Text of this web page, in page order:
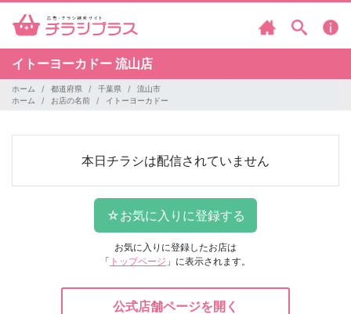
イトーヨーカドー 流山店
ホーム 都道府県 千葉県
流山市
ホーム
お店の名前 イトーヨーカドー
本日チラシは配信されていません
お気に入りに登録したお店は
「 トップページ 」に表示されます。
公式店舗ページを開く